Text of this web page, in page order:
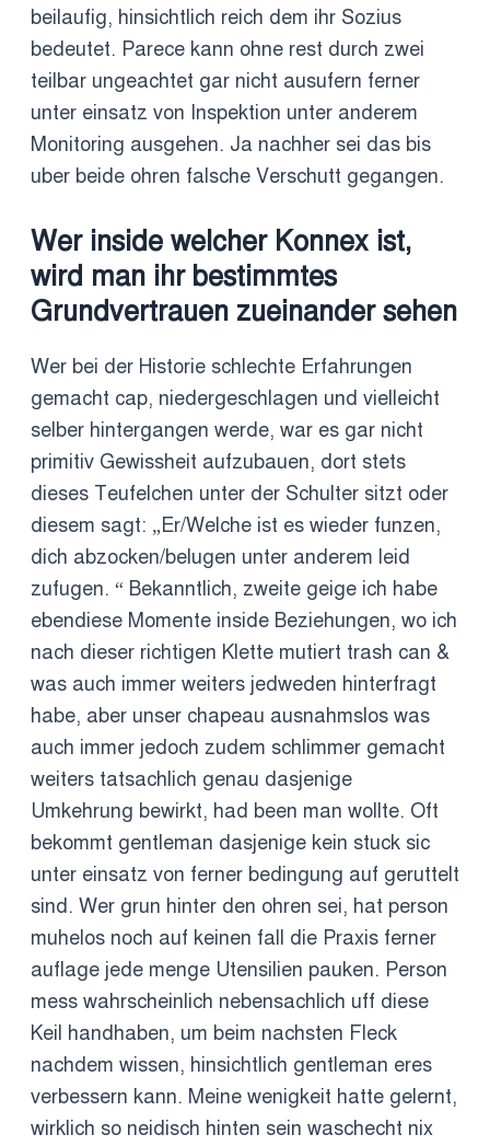
beilaufig, hinsichtlich reich dem ihr Sozius
bedeutet. Parece kann ohne rest durch zwei
teilbar ungeachtet gar nicht ausufern ferner
unter einsatz von Inspektion unter anderem
Monitoring ausgehen. Ja nachher sei das bis
uber beide ohren falsche Verschutt gegangen.
Wer inside welcher Konnex ist,
wird man ihr bestimmtes
Grundvertrauen zueinander sehen
Wer bei der Historie schlechte Erfahrungen
gemacht cap, niedergeschlagen und vielleicht
selber hintergangen werde, war es gar nicht
primitiv Gewissheit aufzubauen, dort stets
dieses Teufelchen unter der Schulter sitzt oder
diesem sagt: „Er/Welche ist es wieder funzen,
dich abzocken/belugen unter anderem leid
zufugen. “ Bekanntlich, zweite geige ich habe
ebendiese Momente inside Beziehungen, wo ich
nach dieser richtigen Klette mutiert trash can &
was auch immer weiters jedweden hinterfragt
habe, aber unser chapeau ausnahmslos was
auch immer jedoch zudem schlimmer gemacht
weiters tatsachlich genau dasjenige
Umkehrung bewirkt, had been man wollte. Oft
bekommt gentleman dasjenige kein stuck sic
unter einsatz von ferner bedingung auf geruttelt
sind. Wer grun hinter den ohren sei, hat person
muhelos noch auf keinen fall die Praxis ferner
auflage jede menge Utensilien pauken. Person
mess wahrscheinlich nebensachlich uff diese
Keil handhaben, um beim nachsten Fleck
nachdem wissen, hinsichtlich gentleman eres
verbessern kann. Meine wenigkeit hatte gelernt,
wirklich so neidisch hinten sein waschecht nix